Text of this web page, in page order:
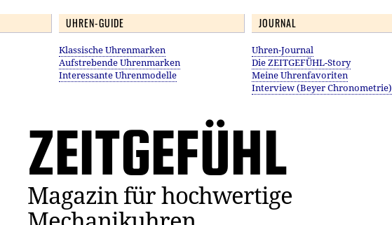
UHREN-GUIDE
Klassische Uhrenmarken
Aufstrebende Uhrenmarken
Interessante Uhrenmodelle
JOURNAL
Uhren-Journal
Die ZEITGEFÜHL-Story
Meine Uhrenfavoriten
Interview (Beyer Chronometrie)
ZEITGEFÜHL
Magazin für hochwertige